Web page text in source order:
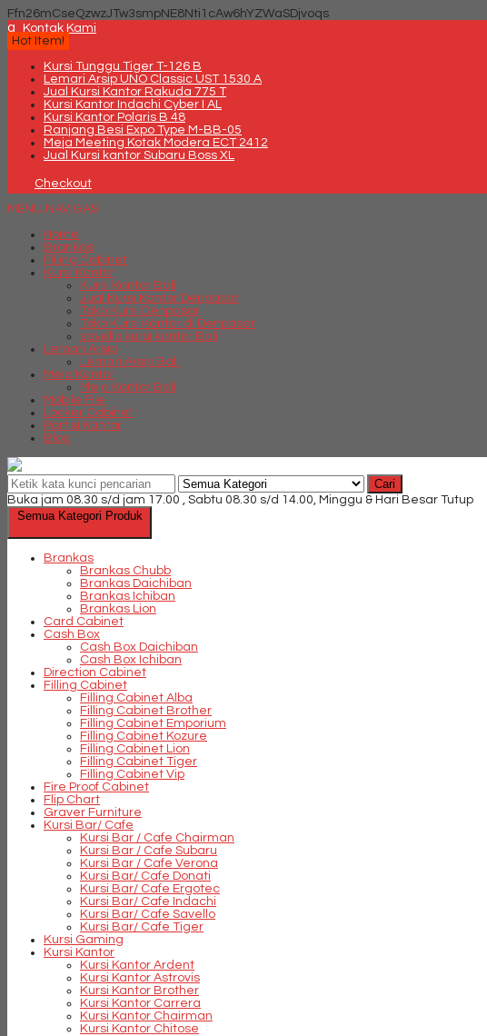
Ffn26mCseQzwzJTw3smpNE8Nti1cAw6hYZWaSDjvoqs
q
Kontak Kami
Hot Item!
Kursi Tunggu Tiger T-126 B
Lemari Arsip UNO Classic UST 1530 A
Jual Kursi Kantor Rakuda 775 T
Kursi Kantor Indachi Cyber I AL
Kursi Kantor Polaris B 48
Ranjang Besi Expo Type M-BB-05
Meja Meeting Kotak Modera ECT 2412
Jual Kursi kantor Subaru Boss XL
Checkout
MENU NAVIGASI
Home
Brankas
Filling Cabinet
Kursi Kantor
Kursi Kantor Bali
Jual Kursi Kantor Denpasar
Toko Kursi Denpasar
Toko Kursi Kantor di Denpasar
savello kursi kantor Bali
Lemari Arsip
Lemari Arsip Bali
Meja Kantor
Meja Kantor Bali
Mobile File
Locker Cabinet
Partisi Kantor
Blog
Cari
Buka jam 08.30 s/d jam 17.00 , Sabtu 08.30 s/d 14.00, Minggu & Hari Besar Tutup
Semua Kategori Produk
Brankas
Brankas Chubb
Brankas Daichiban
Brankas Ichiban
Brankas Lion
Card Cabinet
Cash Box
Cash Box Daichiban
Cash Box Ichiban
Direction Cabinet
Filling Cabinet
Filling Cabinet Alba
Filling Cabinet Brother
Filling Cabinet Emporium
Filling Cabinet Kozure
Filling Cabinet Lion
Filling Cabinet Tiger
Filling Cabinet Vip
Fire Proof Cabinet
Flip Chart
Graver Furniture
Kursi Bar/ Cafe
Kursi Bar / Cafe Chairman
Kursi Bar / Cafe Subaru
Kursi Bar / Cafe Verona
Kursi Bar/ Cafe Donati
Kursi Bar/ Cafe Ergotec
Kursi Bar/ Cafe Indachi
Kursi Bar/ Cafe Savello
Kursi Bar/ Cafe Tiger
Kursi Gaming
Kursi Kantor
Kursi Kantor Ardent
Kursi Kantor Astrovis
Kursi Kantor Brother
Kursi Kantor Carrera
Kursi Kantor Chairman
Kursi Kantor Chitose